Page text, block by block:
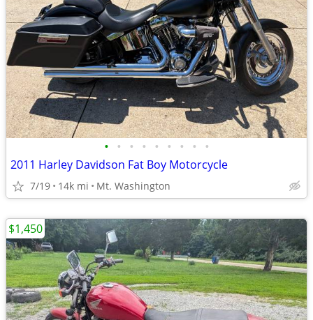
• • • • • • • • •
2011 Harley Davidson Fat Boy Motorcycle
7/19 14k mi Mt. Washington
$1,450